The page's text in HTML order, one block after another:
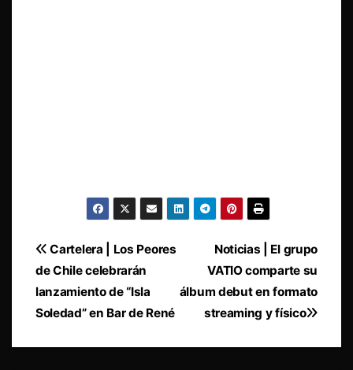
Navegación
de
entradas
Noticias | El grupo
VATIO comparte su
álbum debut en formato
streaming y físico
Cartelera | Los Peores
de Chile celebrarán
lanzamiento de “Isla
Soledad” en Bar de René